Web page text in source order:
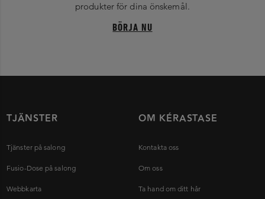
produkter för dina önskemål.
BÖRJA NU
TJÄNSTER
Tjänster på salong
Fusio-Dose på salong
Webbkarta
OM KÉRASTASE
Kontakta oss
Om oss
Ta hand om ditt hår